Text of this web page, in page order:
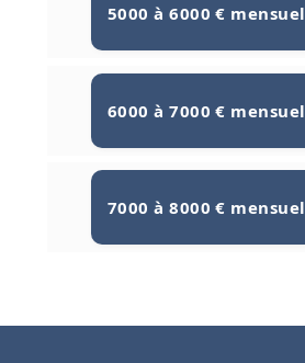
5000 à 6000 € mensuel
6000 à 7000 € mensuel
7000 à 8000 € mensuel